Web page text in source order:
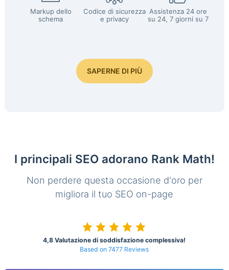
Markup dello
schema
Codice di sicurezza
e privacy
Assistenza 24 ore
su 24, 7 giorni su 7
SAPERNE DI PIÙ
I principali SEO adorano Rank Math!
Non perdere questa occasione d'oro per
migliora il tuo SEO on-page
4,8 Valutazione di soddisfazione complessiva!
Based on 7477 Reviews